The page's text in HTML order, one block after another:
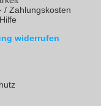
/ Zahlungskosten
widerrufen